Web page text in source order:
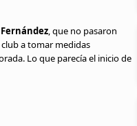
Fernández, que no pasaron
a tomar medidas
Lo que parecía el inicio de